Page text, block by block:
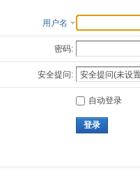
用户名
密码:
安全提问:
自动登录
登录